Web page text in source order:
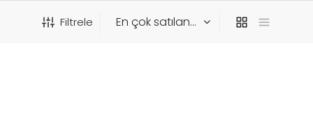
Filtrele
info@ceskaistanbul.com